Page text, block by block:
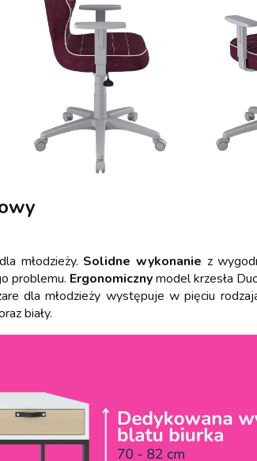
młodzieży. Solidne wykonanie z
problemu. Ergonomicznymodel krzesła
dla młodzieży występuje w pięciu
biały.